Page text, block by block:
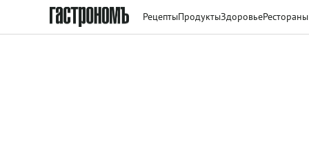
РецептыПродуктыЗдоровьеРестораны